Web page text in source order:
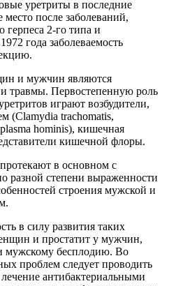
уретриты в последние
после заболеваний,
герпеса 2-го типа и
года заболеваемость
и мужчин являются
травмы. Первостепенную роль
играют возбудители,
(Clamydia trachomatis,
hominis), кишечная
кишечной флоры.
в основном с
разной степени выраженности
строения мужской и
в силу развития таких
и простатит у мужчин,
мужскому бесплодию. Во
проблем следует проводить
антибактериальными